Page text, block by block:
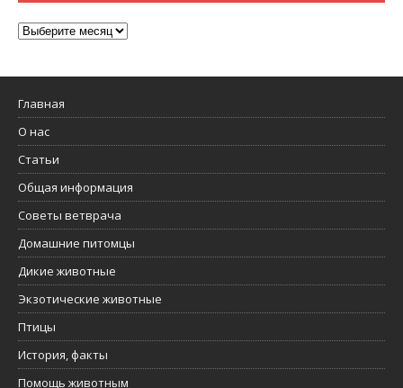
Главная
О нас
Статьи
Общая информация
Советы ветврача
Домашние питомцы
Дикие животные
Экзотические животные
Птицы
История, факты
Помощь животным